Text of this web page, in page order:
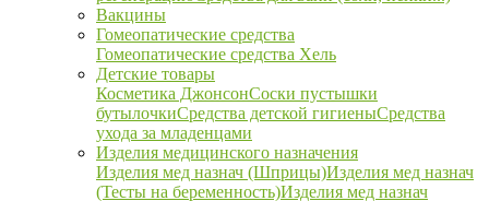
Вакцины
Гомеопатические средства
Гомеопатические средства Хель
Детские товары
Косметика ДжонсонСоски пустышки
бутылочкиСредства детской гигиеныСредства
ухода за младенцами
Изделия медицинского назначения
Изделия мед назнач (Шприцы)Изделия мед назнач
(Тесты на беременность)Изделия мед назнач